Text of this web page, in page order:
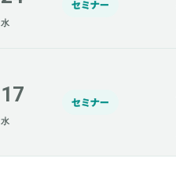
水
セミナー
17
水
セミナー